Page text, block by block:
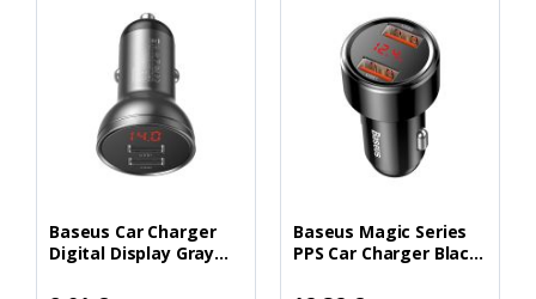
Baseus Car Charger
Digital Display Gray
Baseus Magic Series
PPS Car Charger Black